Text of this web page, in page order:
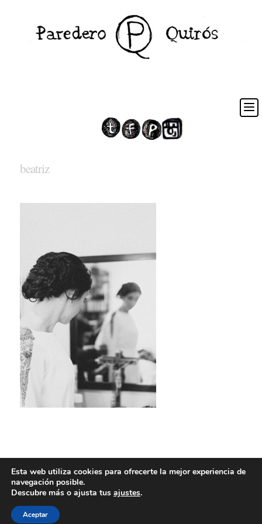
beatriz
Esta web utiliza cookies para ofrecerte la mejor experiencia de
navegación posible.
Descubre más o ajusta tus ajustes.
Aceptar